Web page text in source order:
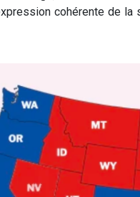
cohérente de